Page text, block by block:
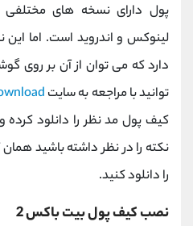
پول دارای نسخه های مختلفی
لینوکس و اندروید است. اما این
دارد که می توان از آن بر روی
توانید با مراجعه به سایت
کیف پول مد نظر را دانلود
نکته را در نظر داشته باشید
را دانلود کنید.
نصب کیف پول بیت باکس 2